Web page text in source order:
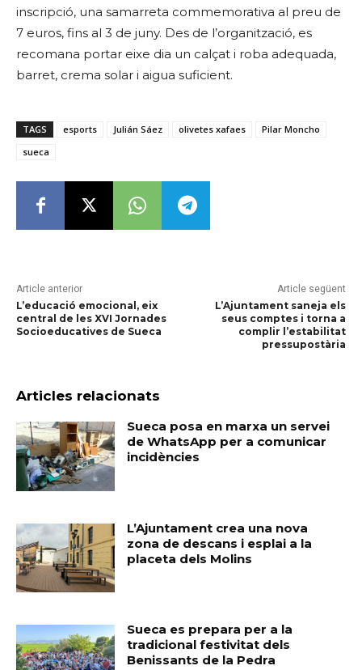
inscripció, una samarreta commemorativa al preu de
7 euros, fins al 3 de juny. Des de l’organització, es
recomana portar eixe dia un calçat i roba adequada,
barret, crema solar i aigua suficient.
TAGS esports Julián Sáez olivetes xafaes
Pilar Moncho
sueca
Article anterior
L’educació emocional, eix
central de les XVI Jornades
Socioeducatives de Sueca
Article següent
L’Ajuntament saneja els
seus comptes i torna a
complir l’estabilitat
pressupostària
Articles relacionats
Sueca posa en marxa un servei
de WhatsApp per a comunicar
incidències
L’Ajuntament crea una nova
zona de descans i esplai a la
placeta dels Molins
Sueca es prepara per a la
tradicional festivitat dels
Benissants de la Pedra